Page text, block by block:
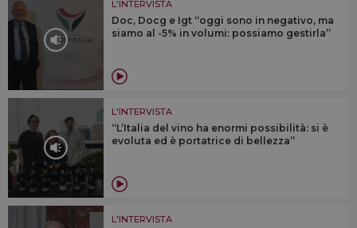
L'INTERVISTA
Doc, Docg e Igt “oggi sono in negativo, ma
siamo al -5% in volumi: possiamo gestirla”
L'INTERVISTA
“L’Italia del vino ha enormi possibilità: si è
evoluta ed è portatrice di bellezza”
L'INTERVISTA